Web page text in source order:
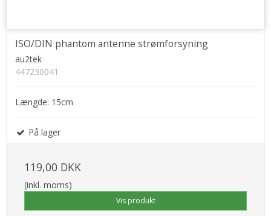
ISO/DIN phantom antenne strømforsyning
au2tek
447230041
Længde: 15cm
På lager
119,00 DKK
(inkl. moms)
Vis produkt